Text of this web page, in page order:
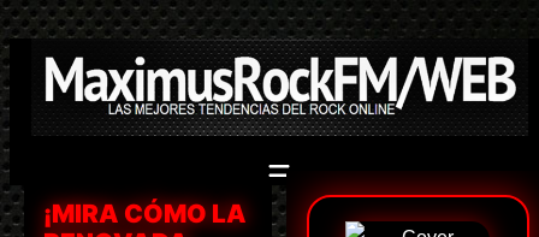
Saltar
contenido
¡MIRA CÓMO LA